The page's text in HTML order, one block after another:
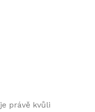
právě kvůli